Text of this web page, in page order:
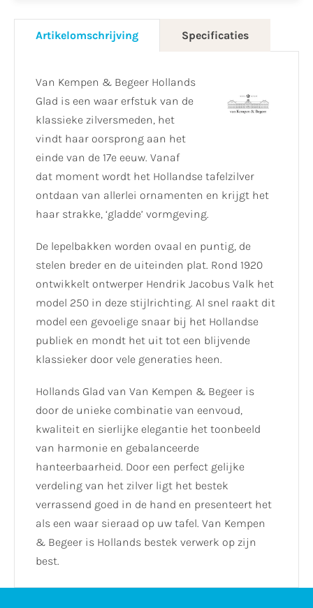
Artikelomschrijving Specificaties
Van Kempen & Begeer Hollands
Glad is een waar erfstuk van de
klassieke zilversmeden, het
vindt haar oorsprong aan het
einde van de 17e eeuw. Vanaf
dat moment wordt het Hollandse tafelzilver
ontdaan van allerlei ornamenten en krijgt het
haar strakke, ‘gladde’ vormgeving.
De lepelbakken worden ovaal en puntig, de
stelen breder en de uiteinden plat. Rond 1920
ontwikkelt ontwerper Hendrik Jacobus Valk het
model 250 in deze stijlrichting. Al snel raakt dit
model een gevoelige snaar bij het Hollandse
publiek en mondt het uit tot een blijvende
klassieker door vele generaties heen.
Hollands Glad van Van Kempen & Begeer is
door de unieke combinatie van eenvoud,
kwaliteit en sierlijke elegantie het toonbeeld
van harmonie en gebalanceerde
hanteerbaarheid. Door een perfect gelijke
verdeling van het zilver ligt het bestek
verrassend goed in de hand en presenteert het
als een waar sieraad op uw tafel. Van Kempen
& Begeer is Hollands bestek verwerk op zijn
best.